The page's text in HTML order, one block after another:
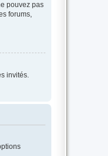
pouvez pas
forums,
invités.